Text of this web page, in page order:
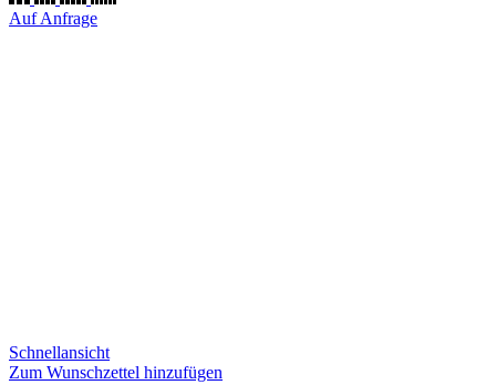
Auf Anfrage
Schnellansicht
Zum Wunschzettel hinzufügen